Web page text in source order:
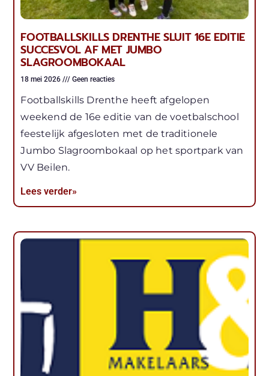
FOOTBALLSKILLS DRENTHE SLUIT 16E EDITIE
SUCCESVOL AF MET JUMBO
SLAGROOMBOKAAL
18 mei 2026 Geen reacties
Footballskills Drenthe heeft afgelopen
weekend de 16e editie van de voetbalschool
feestelijk afgesloten met de traditionele
Jumbo Slagroombokaal op het sportpark van
VV Beilen.
Lees verder»